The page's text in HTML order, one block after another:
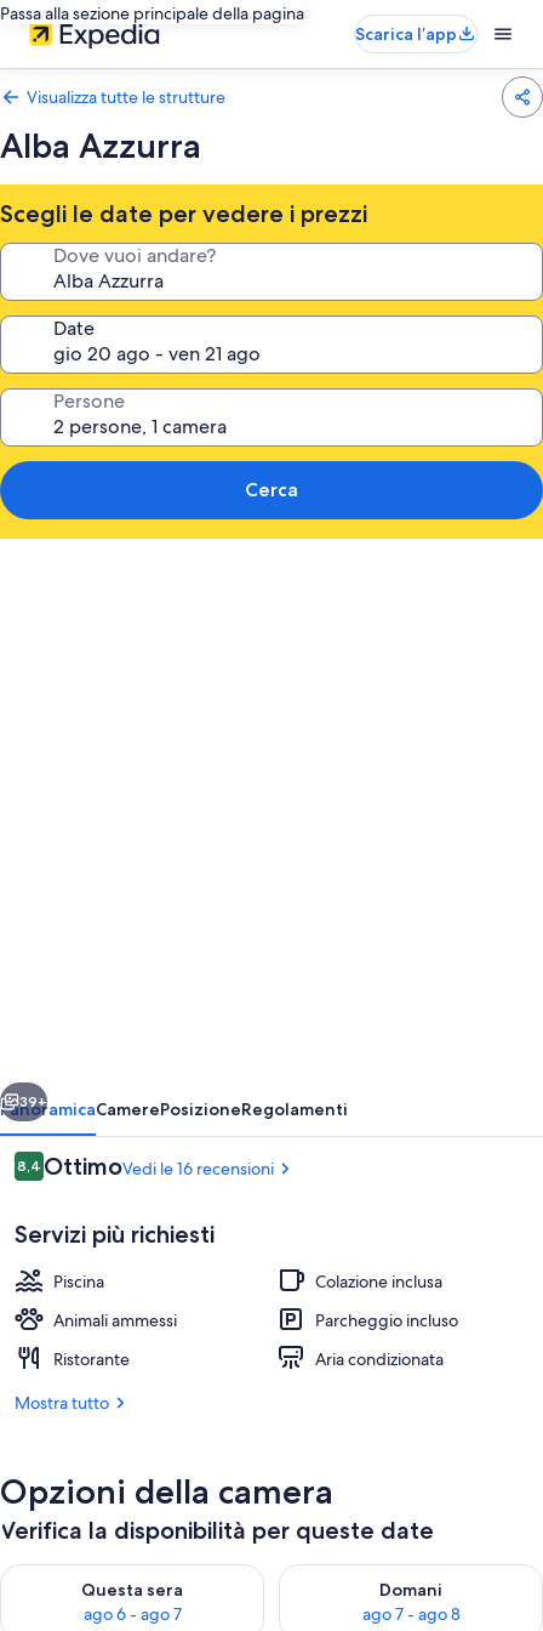
Passa alla sezione principale della pagina
Scarica l’app
Visualizza tutte le strutture
Alba Azzurra
Scegli le date per vedere i prezzi
Dove vuoi andare?
Date
Persone
Cerca
Piscina all'aperto, ombrelloni da
Avanti
39+
PanoramicaCamerePosizioneRegolamenti
Recensioni
8,48,4 su 10
OttimoVedi le 16 recensioni
Servizi più richiesti
Piscina
Colazione inclusa
Animali ammessi
Parcheggio incluso
Ristorante
Aria condizionata
Mostra tutto
Opzioni della camera
Verifica la disponibilità per queste date
Questa sera
ago 6 - ago 7
Verifica la disponibilità per questa sera, ago 6 - ago 7
Domani
ago 7 - ago 8
Verifica la disponibilità per